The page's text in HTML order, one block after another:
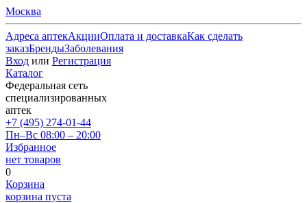
Москва
Адреса аптекАкцииОплата и доставкаКак сделать
заказБрендыЗаболевания
Вход или Регистрация
Каталог
Федеральная сеть
специализированных
аптек
+7 (495) 274-01-44
Пн–Вс 08:00 – 20:00
Избранное
нет товаров
0
Корзина
корзина пуста